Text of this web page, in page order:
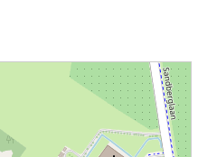
51.50581 / 3.59664 President